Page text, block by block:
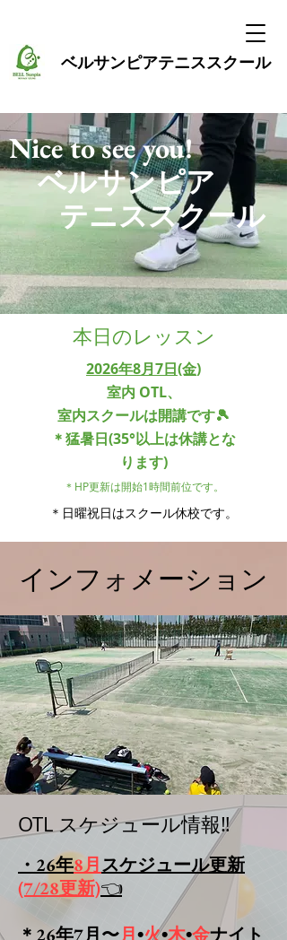
ベルサンピアテニススクール
Nice to see you!
ベルサンピア
テニススクール
本日のレッスン
2026年8月7日(金)
室内 OTL、
​室内スクールは開講です🎾
＊猛暑日(35°以上は休講とな
ります)
＊HP更新は開始1時間前位です。
​​＊ 日曜祝日はスクール休校です。​
インフォメーション
OTL スケジュール情報‼️
・26年8月スケジュール更新
(7/28更新)​👈
＊26年7月〜月•火•木•金​ナイト